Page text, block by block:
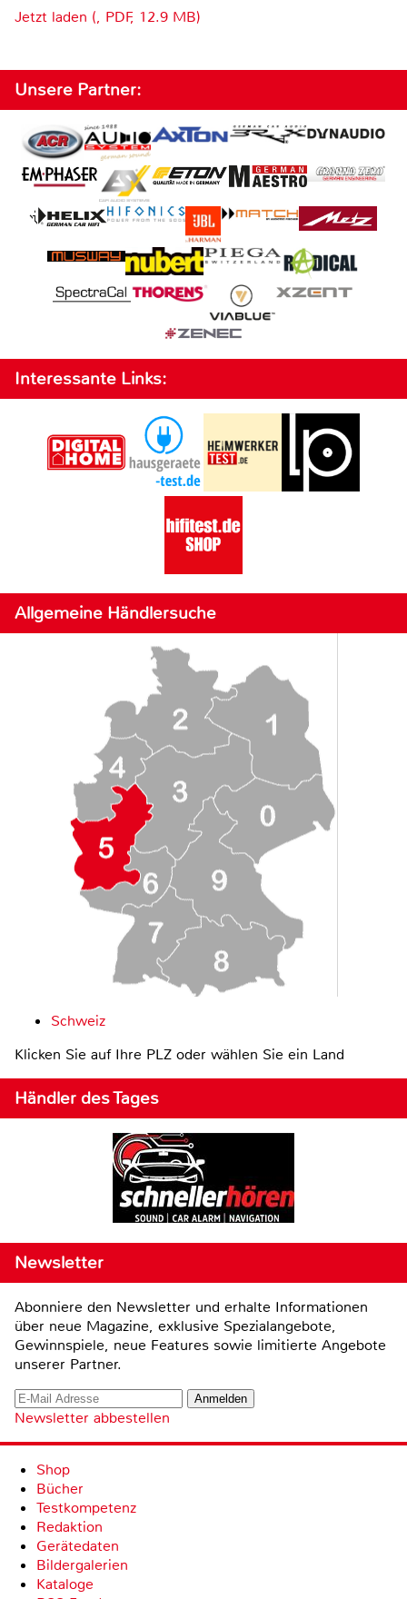
Jetzt laden (, PDF, 12.9 MB)
Unsere Partner:
Interessante Links:
Allgemeine Händlersuche
Schweiz
Klicken Sie auf Ihre PLZ oder wählen Sie ein Land
Händler des Tages
Newsletter
Abonniere den Newsletter und erhalte Informationen
über neue Magazine, exklusive Spezialangebote,
Gewinnspiele, neue Features sowie limitierte Angebote
unserer Partner.
Newsletter abbestellen
Shop
Bücher
Testkompetenz
Redaktion
Gerätedaten
Bildergalerien
Kataloge